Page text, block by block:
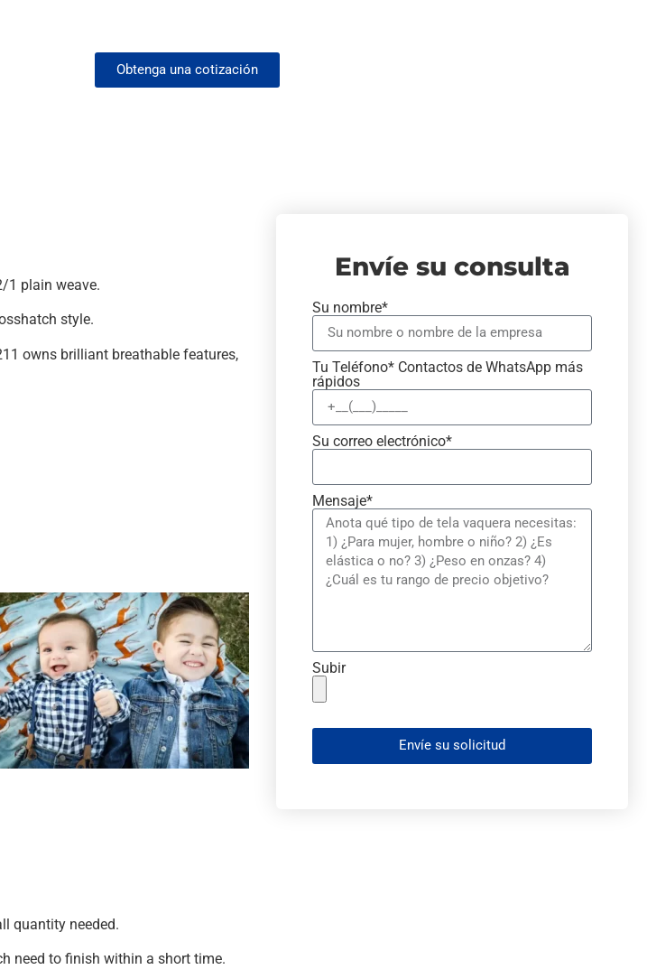
Obtenga una cotización
1 plain weave.
style.
owns brilliant breathable features,
quantity needed.
need to finish within a short time.
Envíe su consulta
Su nombre*
Tu Teléfono* Contactos de WhatsApp más
rápidos
Su correo electrónico*
Mensaje*
Subir
Envíe su solicitud